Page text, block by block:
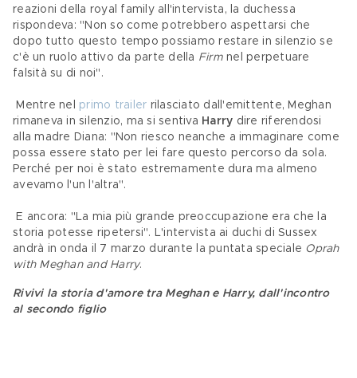
reazioni della royal family all'intervista, la duchessa
rispondeva: "Non so come potrebbero aspettarsi che
dopo tutto questo tempo possiamo restare in silenzio se
c'è un ruolo attivo da parte della Firm nel perpetuare
falsità su di noi".
Mentre nel primo trailer rilasciato dall'emittente, Meghan
rimaneva in silenzio, ma si sentiva Harry dire riferendosi
alla madre Diana: "Non riesco neanche a immaginare come
possa essere stato per lei fare questo percorso da sola.
Perché per noi è stato estremamente dura ma almeno
avevamo l'un l'altra".
storia potesse ripetersi". L'intervista ai duchi di Sussex
andrà in onda il 7 marzo durante la puntata speciale Oprah
with Meghan and Harry.
Rivivi la storia d'amore tra Meghan e Harry, dall'incontro
al secondo figlio